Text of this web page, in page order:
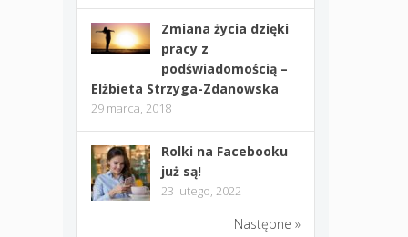
Zmiana życia dzięki
pracy z
podświadomością –
Elżbieta Strzyga-Zdanowska
29 marca, 2018
Rolki na Facebooku
już są!
23 lutego, 2022
Następne »